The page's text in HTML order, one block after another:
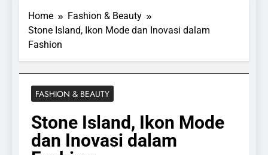
Home
Fashion & Beauty
Stone Island, Ikon Mode dan Inovasi dalam
Fashion
FASHION & BEAUTY
Stone Island, Ikon Mode
dan Inovasi dalam